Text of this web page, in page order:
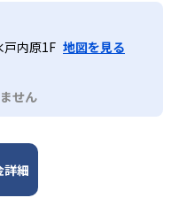
内に教室があるため、
国統一のカリキュラ
際もスムーズに学習
戸内原1F 地図を見る
せん
詳細